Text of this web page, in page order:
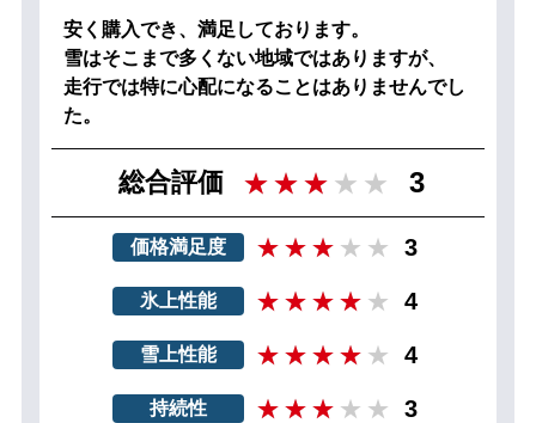
安く購入でき、満足しております。
雪はそこまで多くない地域ではありますが、
走行では特に心配になることはありませんでし
た。
総合評価 3
価格満足度 3
氷上性能 4
雪上性能 4
持続性 3